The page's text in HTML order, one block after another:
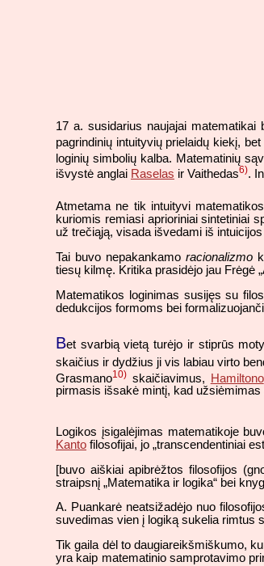
17 a. susidarius naujajai
pagrindinių intuityvių prielaidų kiekį,
loginių simbolių kalba. Matematinių
išvystė anglai Raselas ir Vaithedas6).
Atmetama ne tik intuityvi
kuriomis remiasi aprioriniai sintetiniai
už trečiąją, visada išvedami iš
Tai buvo nepakankamo racionalizmo
tiesų kilmę. Kritika prasidėjo jau Frėgė
Matematikos loginimas susijęs su
dedukcijos formoms bei
Bet svarbią vietą turėjo ir stiprūs
skaičius ir dydžius ji vis labiau virto
Grasmano10) skaičiavimus, Hamiltono
pirmasis išsakė mintį, kad
Logikos įsigalėjimas matematikoje
Kanto filosofijai, jo „transcendentiniai
[buvo aiškiai apibrėžtos filosofijos
straipsnį „Matematika ir logika“ bei
A. Puankarė neatsižadėjo nuo
suvedimas vien į logiką sukelia rimtus
Tik gaila dėl to daugiareikšmiškumo,
yra kaip matematinio samprotavimo